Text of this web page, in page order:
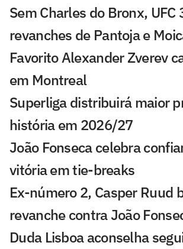
Sem Charles do Bronx, UFC
revanches de Pantoja e
Favorito Alexander Zverev
em Montreal
Superliga distribuirá maior
história em 2026/27
João Fonseca celebra
vitória em tie-breaks
Ex-número 2, Casper Ruud
revanche contra João
Duda Lisboa aconselha